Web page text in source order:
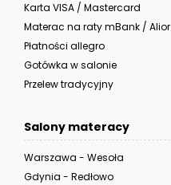
Karta VISA / Mastercard
Materac na raty mBank / Alior
Płatności allegro
Gotówka w salonie
Przelew tradycyjny
Salony materacy
Warszawa - Wesoła
Gdynia - Redłowo